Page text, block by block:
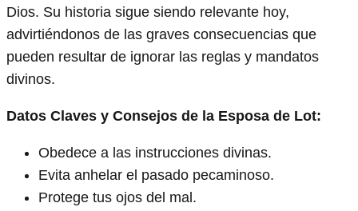
Dios. Su historia sigue siendo relevante hoy,
advirtiéndonos de las graves consecuencias que
pueden resultar de ignorar las reglas y mandatos
divinos.
Datos Claves y Consejos de la Esposa de Lot:
Obedece a las instrucciones divinas.
Evita anhelar el pasado pecaminoso.
Protege tus ojos del mal.